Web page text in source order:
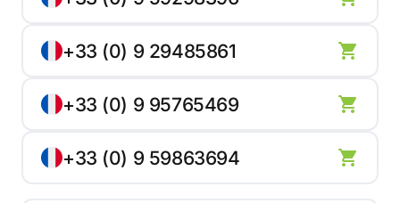
+33 (0) 9 29485861
+33 (0) 9 95765469
+33 (0) 9 59863694